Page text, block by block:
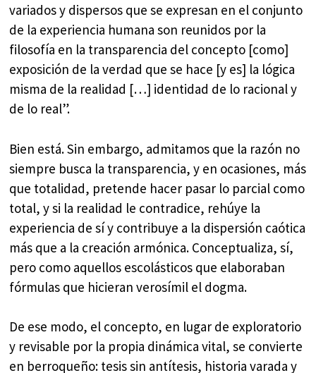
variados y dispersos que se expresan en el conjunto
de la experiencia humana son reunidos por la
filosofía en la transparencia del concepto [como]
exposición de la verdad que se hace [y es] la lógica
misma de la realidad […] identidad de lo racional y
de lo real”.
Bien está. Sin embargo, admitamos que la razón no
siempre busca la transparencia, y en ocasiones, más
que totalidad, pretende hacer pasar lo parcial como
total, y si la realidad le contradice, rehúye la
experiencia de sí y contribuye a la dispersión caótica
más que a la creación armónica. Conceptualiza, sí,
pero como aquellos escolásticos que elaboraban
fórmulas que hicieran verosímil el dogma.
De ese modo, el concepto, en lugar de exploratorio
y revisable por la propia dinámica vital, se convierte
en berroqueño: tesis sin antítesis, historia varada y